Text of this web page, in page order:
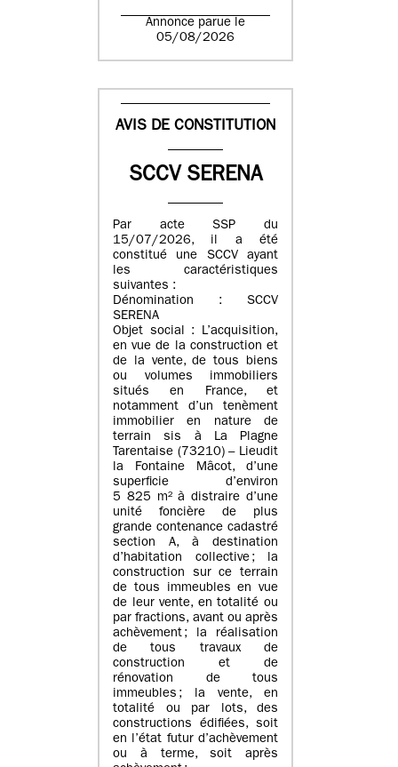
Annonce parue le
05/08/2026
AVIS DE CONSTITUTION
SCCV SERENA
Par acte SSP du
15/07/2026, il a été
constitué une SCCV ayant
les caractéristiques
suivantes :
Dénomination : SCCV
SERENA
Objet social : L’acquisition,
en vue de la construction et
de la vente, de tous biens
ou volumes immobiliers
situés en France, et
notamment d’un tenèment
immobilier en nature de
terrain sis à La Plagne
Tarentaise (73210) – Lieudit
la Fontaine Mâcot, d’une
superficie d’environ
5 825 m² à distraire d’une
unité foncière de plus
grande contenance cadastré
section A, à destination
d’habitation collective ; la
construction sur ce terrain
de tous immeubles en vue
de leur vente, en totalité ou
par fractions, avant ou après
achèvement ; la réalisation
de tous travaux de
construction et de
rénovation de tous
immeubles ; la vente, en
totalité ou par lots, des
constructions édifiées, soit
en l’état futur d’achèvement
ou à terme, soit après